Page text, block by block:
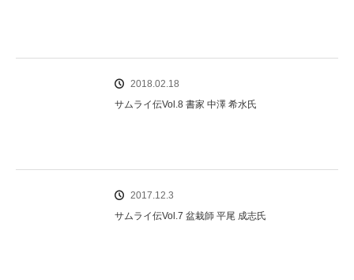
2018.02.18
サムライ伝Vol.8 書家 中澤 希水氏
2017.12.3
サムライ伝Vol.7 盆栽師 平尾 成志氏